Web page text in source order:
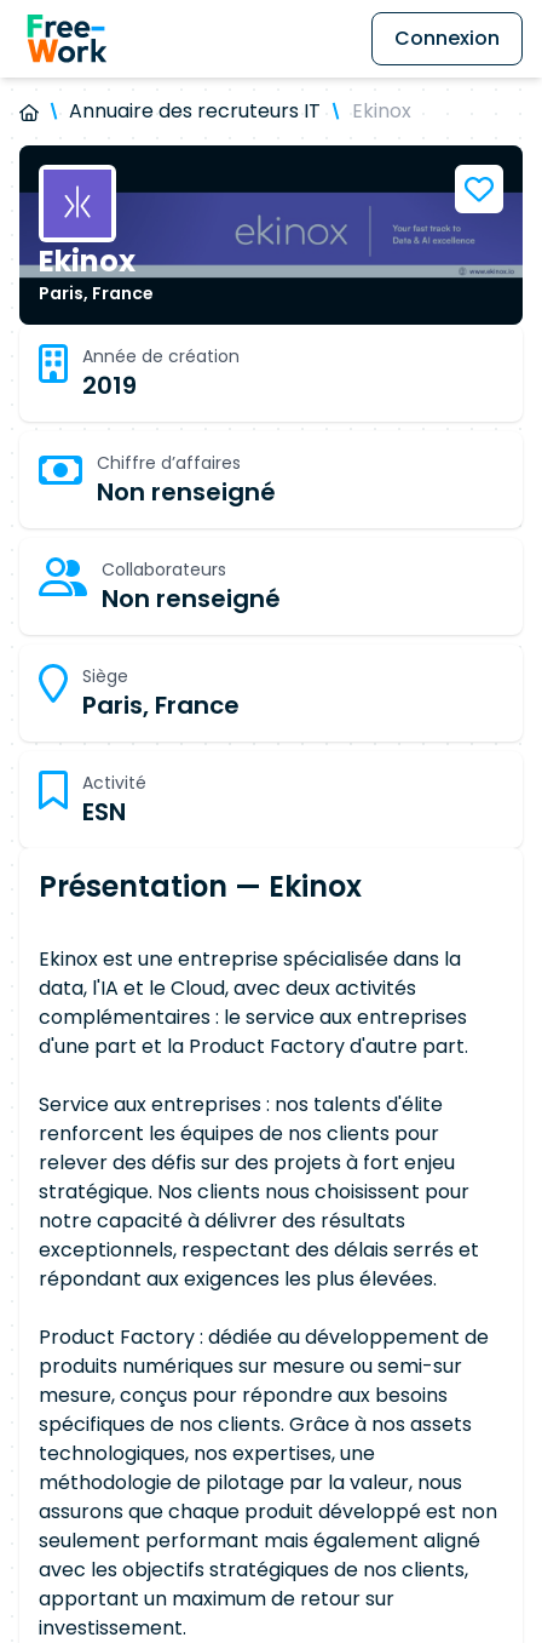
Connexion
Annuaire des recruteurs IT Ekinox
Ekinox
Paris, France
Année de création
2019
Chiffre d’affaires
Non renseigné
Collaborateurs
Non renseigné
Siège
Paris, France
Activité
ESN
Présentation — Ekinox
Ekinox est une entreprise spécialisée dans la
data, l'IA et le Cloud, avec deux activités
complémentaires : le service aux entreprises
d'une part et la Product Factory d'autre part.
Service aux entreprises : nos talents d'élite
renforcent les équipes de nos clients pour
relever des défis sur des projets à fort enjeu
stratégique. Nos clients nous choisissent pour
notre capacité à délivrer des résultats
exceptionnels, respectant des délais serrés et
répondant aux exigences les plus élevées.
Product Factory : dédiée au développement de
produits numériques sur mesure ou semi-sur
mesure, conçus pour répondre aux besoins
spécifiques de nos clients. Grâce à nos assets
technologiques, nos expertises, une
méthodologie de pilotage par la valeur, nous
assurons que chaque produit développé est non
seulement performant mais également aligné
avec les objectifs stratégiques de nos clients,
apportant un maximum de retour sur
investissement.